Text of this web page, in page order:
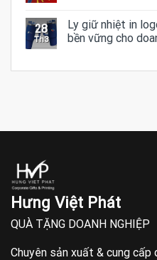
28
Th3
Ly giữ nhiệt in
bền vững cho
Hưng Việt Phát
QUÀ TẶNG DOANH NGHIỆP
Chuyên sản xuất & cung